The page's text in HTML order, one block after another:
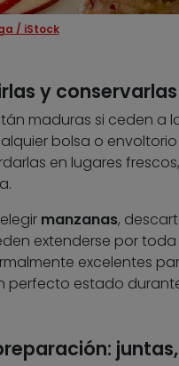
/ iStock
y conservarlas
maduras si ceden a
bolsa o
en lugares
manzanas,
extenderse por
excelentes
perfecto estado